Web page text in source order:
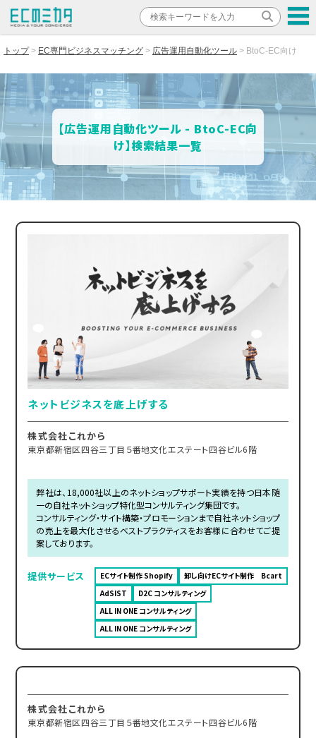
トップ EC専門ビジネスマッチング 広告運用自動化ツール BtoC-EC向け
【広告運用自動化ツール - BtoC-EC向
け】検索結果一覧
ネットビジネスを底上げする
株式会社これから
東京都新宿区四谷三丁目５番地文化エステート四谷ビル6階
弊社は、18,000社以上のネットショップサポート実績を持つ日本随
一の自社ネットショップ特化型コンサルティング集団です。
コンサルティング・サイト構築・プロモーションまで自社ネットショップ
の売上を最大化させるベストプラクティスをお客様に合わせてご提
案しております。
提供サービス ECサイト制作 Shopify
卸し向けECサイト制作 Bcart
AdSIST
D2C コンサルティング
ALL IN ONE コンサルティング
ALL IN ONE コンサルティング
株式会社これから
東京都新宿区四谷三丁目５番地文化エステート四谷ビル6階